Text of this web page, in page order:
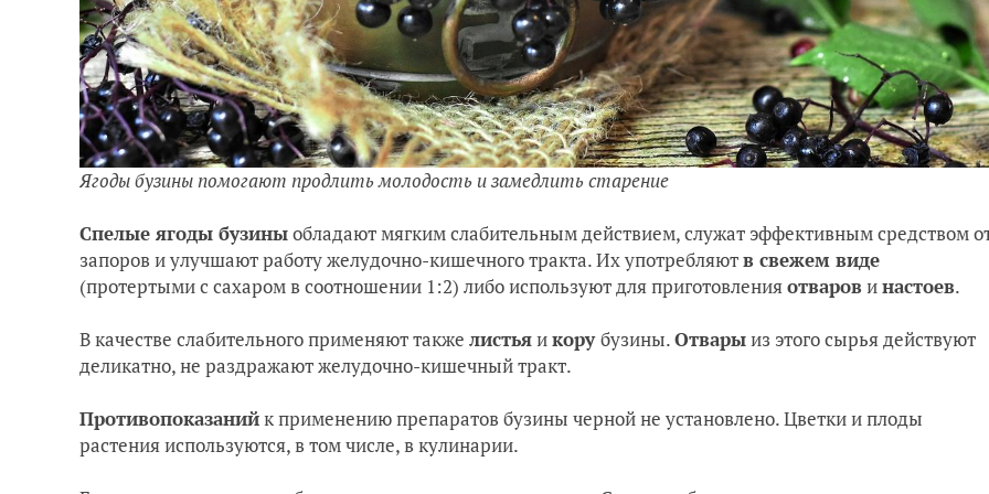
Ягоды бузины помогают продлить молодость и замедлить старение
Спелые ягоды бузиныобладают мягким слабительным действием, служат эффективным средством
запоров и улучшают работу желудочно-кишечного тракта. Их употребляютв свежем виде
(протертыми с сахаром в соотношении 1:2) либо используют для приготовленияотваров инастоев.
В качестве слабительного применяют также листьяикорубузины.Отварыиз этого сырья действуют
деликатно, не раздражают желудочно-кишечный тракт.
Противопоказанийк применению препаратов бузины черной не установлено. Цветки и плоды
растения используются, в том числе, в кулинарии.